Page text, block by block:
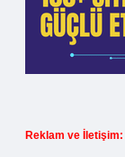
Reklam ve İletişim: